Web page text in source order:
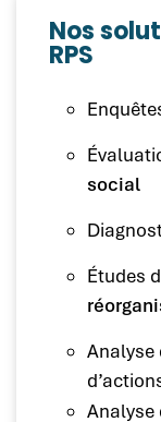
Nos
RPS
social
Études
Analyse
Analyse